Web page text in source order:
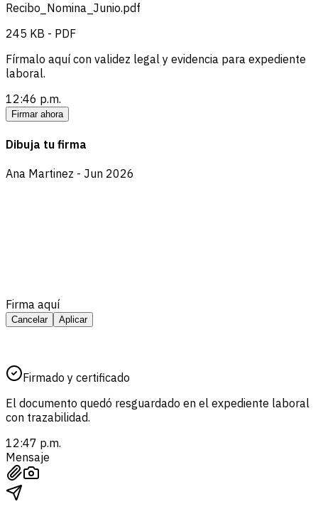
Recibo_Nomina_Junio.pdf
245 KB - PDF
Fírmalo aquí con validez legal y evidencia para expediente
laboral.
12:46 p.m.
Firmar ahora
Dibuja tu firma
Ana Martinez - Jun 2026
Firma aquí
Cancelar Aplicar
Firmado y certificado
El documento quedó resguardado en el expediente laboral
con trazabilidad.
12:47 p.m.
Mensaje